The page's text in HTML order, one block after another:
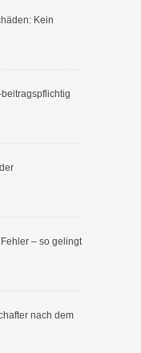
Kein
– so gelingt
nach dem